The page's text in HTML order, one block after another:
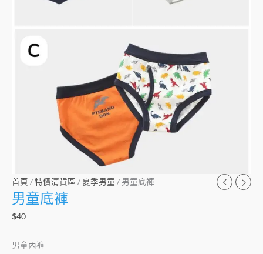
首頁 /特價清貨區 / 夏季男童 / 男童底褲
男童底褲
$40
男童內褲